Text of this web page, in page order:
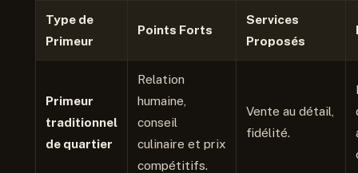
Type de
Primeur
Points Forts
Services
Proposés
Primeur
traditionnel
de quartier
Relation
humaine,
conseil
culinaire et prix
compétitifs.
Vente au détail,
fidélité.